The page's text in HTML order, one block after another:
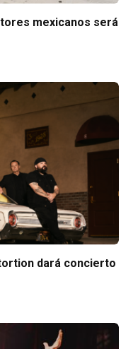
mexicanos será
dará concierto